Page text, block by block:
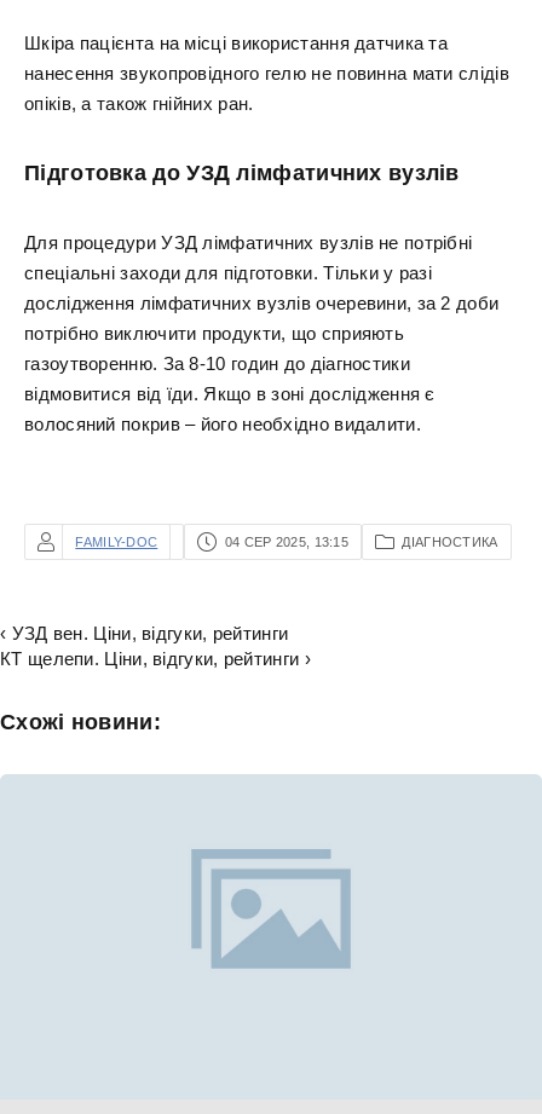
Шкіра пацієнта на місці використання датчика та
нанесення звукопровідного гелю не повинна мати слідів
опіків, а також гнійних ран.
Підготовка до УЗД лімфатичних вузлів
Для процедури УЗД лімфатичних вузлів не потрібні
спеціальні заходи для підготовки. Тільки у разі
дослідження лімфатичних вузлів очеревини, за 2 доби
потрібно виключити продукти, що сприяють
газоутворенню. За 8-10 годин до діагностики
відмовитися від їди. Якщо в зоні дослідження є
волосяний покрив – його необхідно видалити.
FAMILY-DOC 04 СЕР 2025, 13:15 ДІАГНОСТИКА
‹ УЗД вен. Ціни, відгуки, рейтинги
КТ щелепи. Ціни, відгуки, рейтинги ›
Схожі новини: